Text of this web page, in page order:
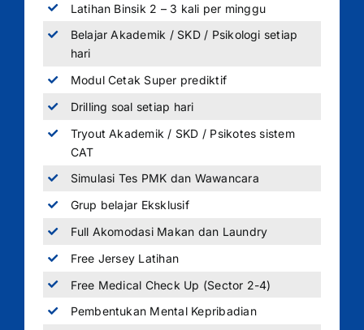
Latihan Binsik 2 – 3 kali per minggu
Belajar Akademik / SKD / Psikologi setiap
hari
Modul Cetak Super prediktif
Drilling soal setiap hari
Tryout Akademik / SKD / Psikotes sistem
CAT
Simulasi Tes PMK dan Wawancara
Grup belajar Eksklusif
Full Akomodasi Makan dan Laundry
Free Jersey Latihan
Free Medical Check Up (Sector 2-4)
Pembentukan Mental Kepribadian